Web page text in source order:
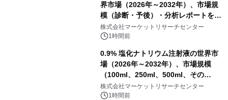
界市場（2026年～2032年）、市場規
模（診断・予後）・分析レポートを発
表
株式会社マーケットリサーチセンター
1時間前
0.9% 塩化ナトリウム注射液の世界市
場（2026年～2032年）、市場規模
（100ml、250ml、500ml、その
他）・分析レポートを発表
株式会社マーケットリサーチセンター
1時間前